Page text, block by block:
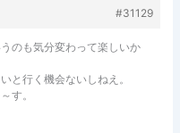
#31129
のも気分変わって楽しいか
と行く機会ないしねえ。
す。